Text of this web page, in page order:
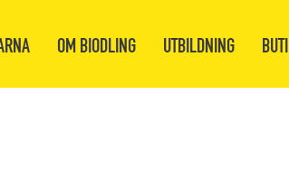
OM BIODLING UTBILDNING